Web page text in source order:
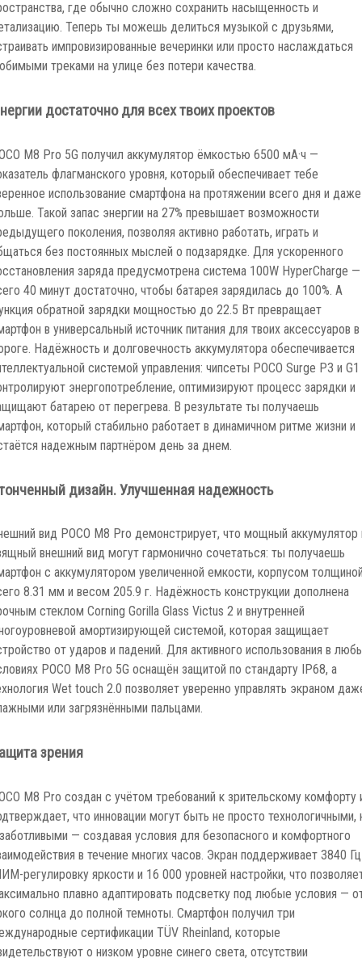
где обычно сложно сохранить насыщенность и
Теперь ты можешь делиться музыкой с друзьями,
импровизированные вечеринки или просто наслаждаться
треками на улице без потери качества.
достаточно для всех твоих проектов
M8 Pro 5G получил аккумулятор ёмкостью 6500 мА·ч —
флагманского уровня, который обеспечивает тебе
использование смартфона на протяжении всего дня и даже
Такой запас энергии на 27% превышает возможности
поколения, позволяя активно работать, играть и
без постоянных мыслей о подзарядке. Для ускоренного
заряда предусмотрена система 100W HyperCharge —
40 минут достаточно, чтобы батарея зарядилась до 100%. А
обратной зарядки мощностью до 22.5 Вт превращает
в универсальный источник питания для твоих аксессуаров в
Надёжность и долговечность аккумулятора обеспечивается
системой управления: чипсеты POCO Surge P3 и G1
энергопотребление, оптимизируют процесс зарядки и
батарею от перегрева. В результате ты получаешь
который стабильно работает в динамичном ритме жизни и
надежным партнёром день за днем.
дизайн. Улучшенная надежность
вид POCO M8 Pro демонстрирует, что мощный аккумулятор
внешний вид могут гармонично сочетаться: ты получаешь
с аккумулятором увеличенной емкости, корпусом
8.31 мм и весом 205.9 г. Надёжность конструкции дополнена
стеклом Corning Gorilla Glass Victus 2 и внутренней
амортизирующей системой, которая защищает
от ударов и падений. Для активного использования в
POCO M8 Pro 5G оснащён защитой по стандарту IP68, а
Wet touch 2.0 позволяет уверенно управлять экраном
или загрязнёнными пальцами.
зрения
M8 Pro создан с учётом требований к зрительскому комфорту
что инновации могут быть не просто технологичными,
— создавая условия для безопасного и комфортного
в течение многих часов. Экран поддерживает 3840 Гц
регулировку яркости и 16 000 уровней настройки, что
плавно адаптировать подсветку под любые условия —
солнца до полной темноты. Смартфон получил три
сертификации TÜV Rheinland, которые
о низком уровне синего света, отсутствии